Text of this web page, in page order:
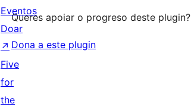
Queres apoiar o progreso deste plugin?
Dona a este plugin
Eventos
Doar
↗
Five
for
the